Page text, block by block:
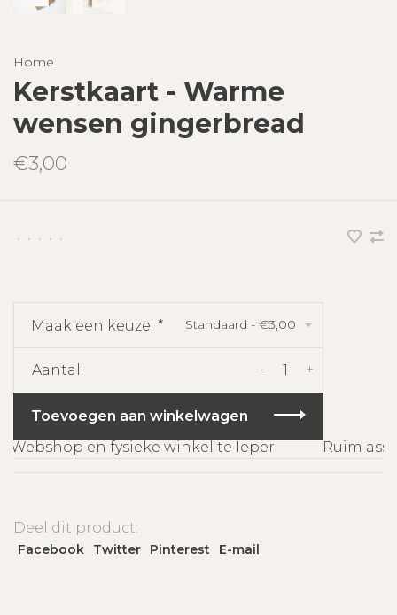
Home
Kerstkaart - Warme
wensen gingerbread
€3,00
• • • • •
Maak een keuze: * Standaard - €3,00
Aantal: +
-
Toevoegen aan winkelwagen
en fysieke winkel te Ieper
Ruim
Deel dit product:
Facebook Twitter Pinterest E-mail